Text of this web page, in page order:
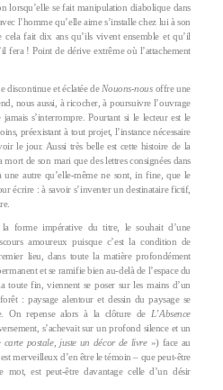
lorsqu’elle se fait manipulation diabolique dans
l’homme qu’elle aime s’installe chez lui à son
fait dix ans qu’ils vivent ensemble et qu’il
fera ! Point de dérive extrême où l’attachement
discontinue et éclatée de Nouons-nousoffre une
nous aussi, à ricocher, à poursuivre l’ouvrage
s’interrompre. Pourtant si le lecteur est le
préexistant à tout projet, l’instance nécessaire
le jour. Aussi très belle est cette histoire de la
de son mari que des lettres consignées dans
une autre qu’elle-même ne sont, in fine, que le
écrire : à savoir s’inventer un destinataire fictif,
forme impérative du titre, le souhait d’une
amoureux puisque c’est la condition de
lieu, dans toute la matière profondément
et se ramifie bien au-delà de l’espace du
toute fin, viennent se poser sur les mains d’un
: paysage alentour et dessin du paysage se
On repense alors à la clôture de L’Absence
s’achevait sur un profond silence et un
carte postale, juste un décor de livre») face au
merveilleux d’en être le témoin – que peut-être
mot, est peut-être davantage celle d’un désir